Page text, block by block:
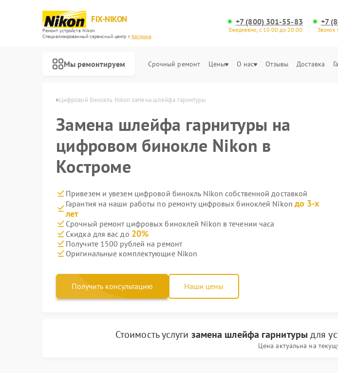
FIX-NIKON
Ремонт устройств Nikon
Специализированный cервисный центр г.Кострома
+7 (800) 301-55-83
Ежедневно, с 10:00 до 20:00
+7
Звонок
Мы ремонтируем Срочный ремонт Цены О нас Отзывы Доставка
Цифровой бинокль Nikon замена шлейфа гарнитуры
Замена шлейфа гарнитуры на
цифровом бинокле Nikon в
Костроме
Привезем и увезем цифровой бинокль Nikon собственной доставкой
Гарантия на наши работы по ремонту цифровых биноклей Nikon до 3-х
лет
Срочный ремонт цифровых биноклей Nikon в течении часа
Скидка для вас до 20%
Получите 1500 рублей на ремонт
Оригинальные комплектующие Nikon
Получить консультацию Наши цены
Стоимость услуги замена шлейфа гарнитуры для
Цена актуальна на